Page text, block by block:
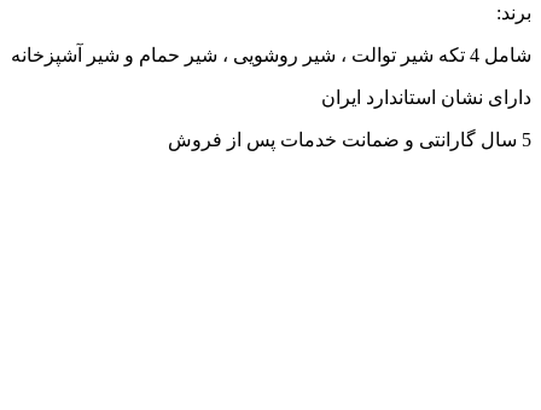
برند:
شامل 4 تکه شیر توالت ، شیر روشویی ، شیر حمام و شیر آشپزخانه
دارای نشان استاندارد ایران
5 سال گارانتی و ضمانت خدمات پس از فروش